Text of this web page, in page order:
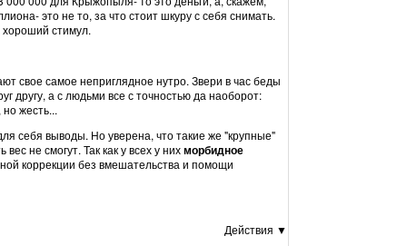
это не то, за что стоит шкуру с себя снимать.
стимул.
свое самое неприглядное нутро. Звери в час беды
другу, а с людьми все с точностью да наоборот:
жесть...
себя выводы. Но уверена, что такие же "крупные"
не смогут. Так как у всех у нихморбидное
коррекции без вмешательства и помощи
Действия ▼